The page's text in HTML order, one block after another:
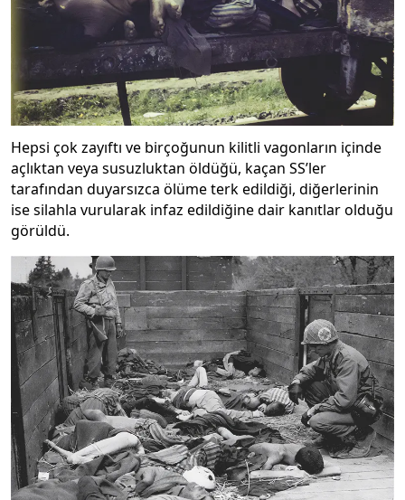
Hepsi çok zayıftı ve birçoğunun kilitli vagonların içinde
açlıktan veya susuzluktan öldüğü, kaçan SS’ler
tarafından duyarsızca ölüme terk edildiği, diğerlerinin
ise silahla vurularak infaz edildiğine dair kanıtlar olduğu
görüldü.